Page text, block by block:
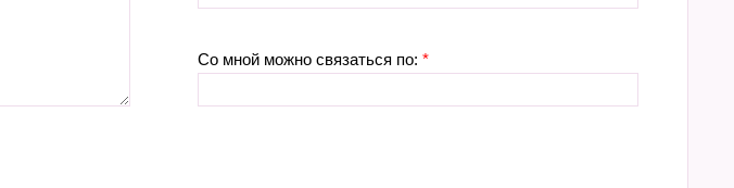
Со мной можно связаться по:*